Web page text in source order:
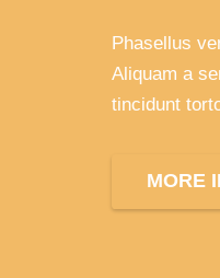
Phasellus
Aliquam a
tincidunt
MORE